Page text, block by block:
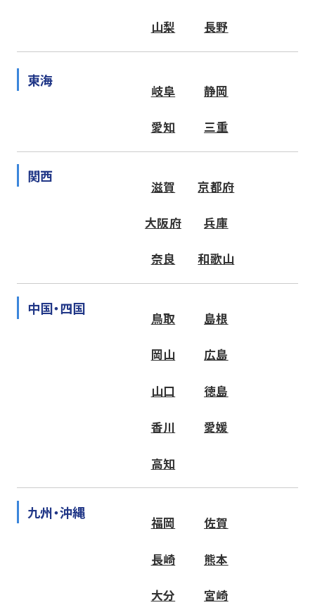
山梨 長野
東海
岐阜 静岡
愛知 三重
関西
滋賀 京都府
大阪府 兵庫
奈良 和歌山
中国・四国
鳥取 島根
岡山 広島
山口 徳島
香川 愛媛
高知
九州・沖縄
福岡 佐賀
長崎 熊本
大分 宮崎